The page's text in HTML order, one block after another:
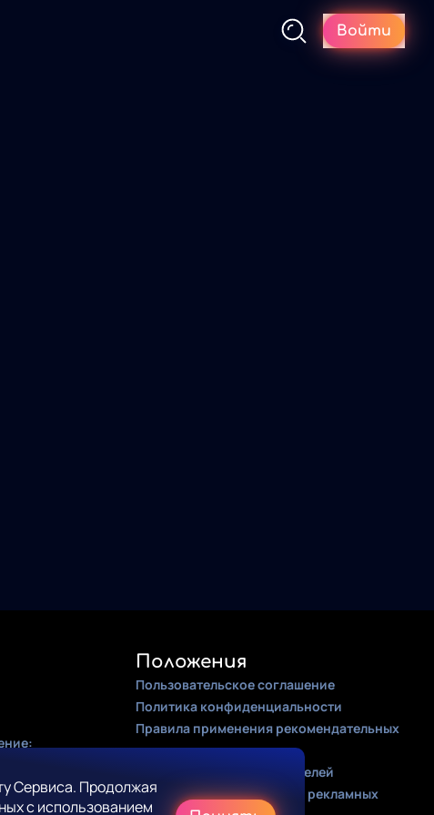
Войти
Сервиса. Продолжая
с использованием
Положения
Пользовательское соглашение
Политика конфиденциальности
Правила применения рекомендательных
алгоритмов
Оферта для правообладателей
Соглашение на получение рекламных